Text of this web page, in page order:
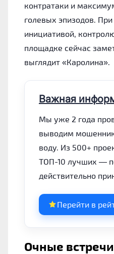
контратаки и
голевых эпизодов.
инициативой,
площадке сейчас
выглядит «Каролина».
Важная
Мы уже 2 года
выводим
воду. Из 500+
ТОП-10 лучших —
действительно
Перейти в
Очные встречи